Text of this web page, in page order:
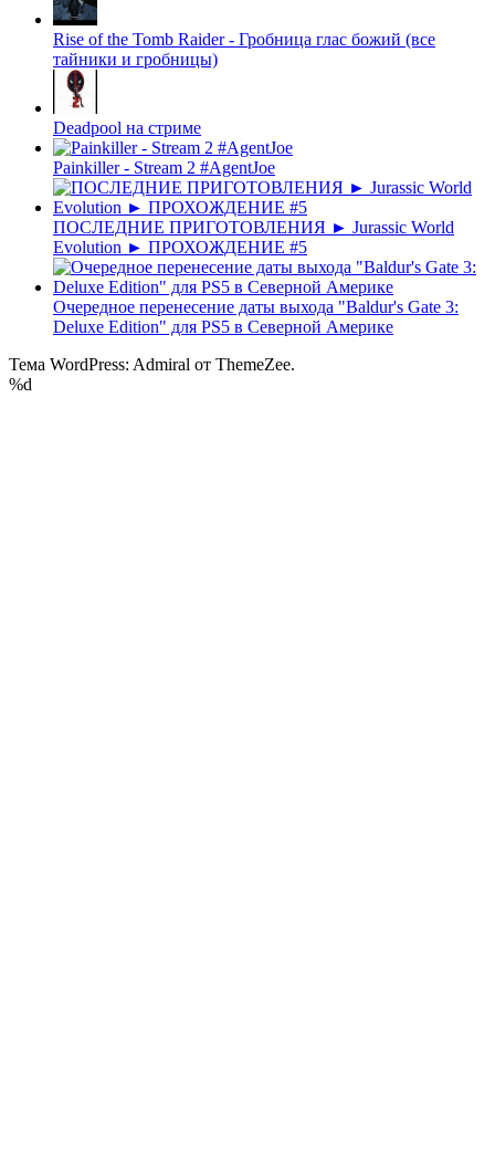
Rise of the Tomb Raider - Гробница глас божий (все
тайники и гробницы)
Deadpool на стриме
Painkiller - Stream 2 #AgentJoe
ПОСЛЕДНИЕ ПРИГОТОВЛЕНИЯ ► Jurassic World
Evolution ► ПРОХОЖДЕНИЕ #5
Очередное перенесение даты выхода "Baldur's Gate 3:
Deluxe Edition" для PS5 в Северной Америке
Тема WordPress: Admiral от ThemeZee.
%d